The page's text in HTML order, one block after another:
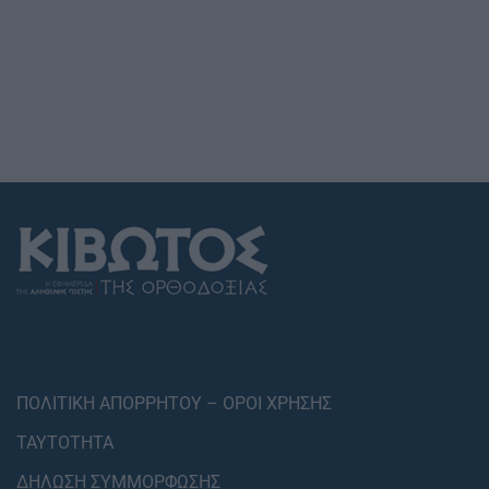
ΠΟΛΙΤΙΚΗ ΑΠΟΡΡΗΤΟΥ – ΟΡΟΙ ΧΡΗΣΗΣ
ΤΑΥΤΟΤΗΤΑ
ΔΗΛΩΣΗ ΣΥΜΜΟΡΦΩΣΗΣ